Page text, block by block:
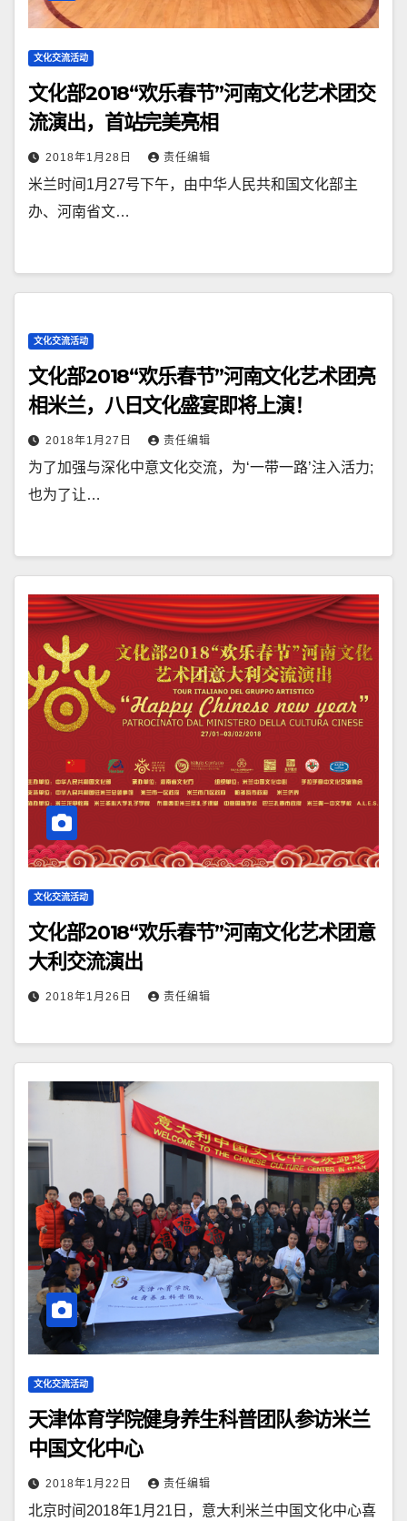
文化交流活动
文化部2018“欢乐春节”河南文化艺术团交
流演出，首站完美亮相
2018年1月28日 责任编辑
米兰时间1月27号下午，由中华人民共和国文化部主
办、河南省文…
文化交流活动
文化部2018“欢乐春节”河南文化艺术团亮
相米兰，八日文化盛宴即将上演！
2018年1月27日 责任编辑
为了加强与深化中意文化交流，为‘一带一路’注入活力;
也为了让…
文化交流活动
文化部2018“欢乐春节”河南文化艺术团意
大利交流演出
2018年1月26日 责任编辑
文化交流活动
天津体育学院健身养生科普团队参访米兰
中国文化中心
2018年1月22日 责任编辑
北京时间2018年1月21日，意大利米兰中国文化中心喜